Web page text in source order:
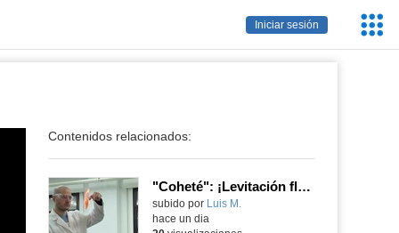
Iniciar sesión
Contenidos relacionados:
"Coheté": ¡Levitación flamígera!
Contenido educativo.
subido por Luis M.
hace un dia